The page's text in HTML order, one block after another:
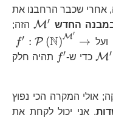
אחרי שכבר הרחבנו את
החדש M′
הזה;
f′ : P (N) M′
→
M′ כדי ש- f′
תהיה חלק
אולי המקרה הכי נפוץ
. אני יכול לקחת את